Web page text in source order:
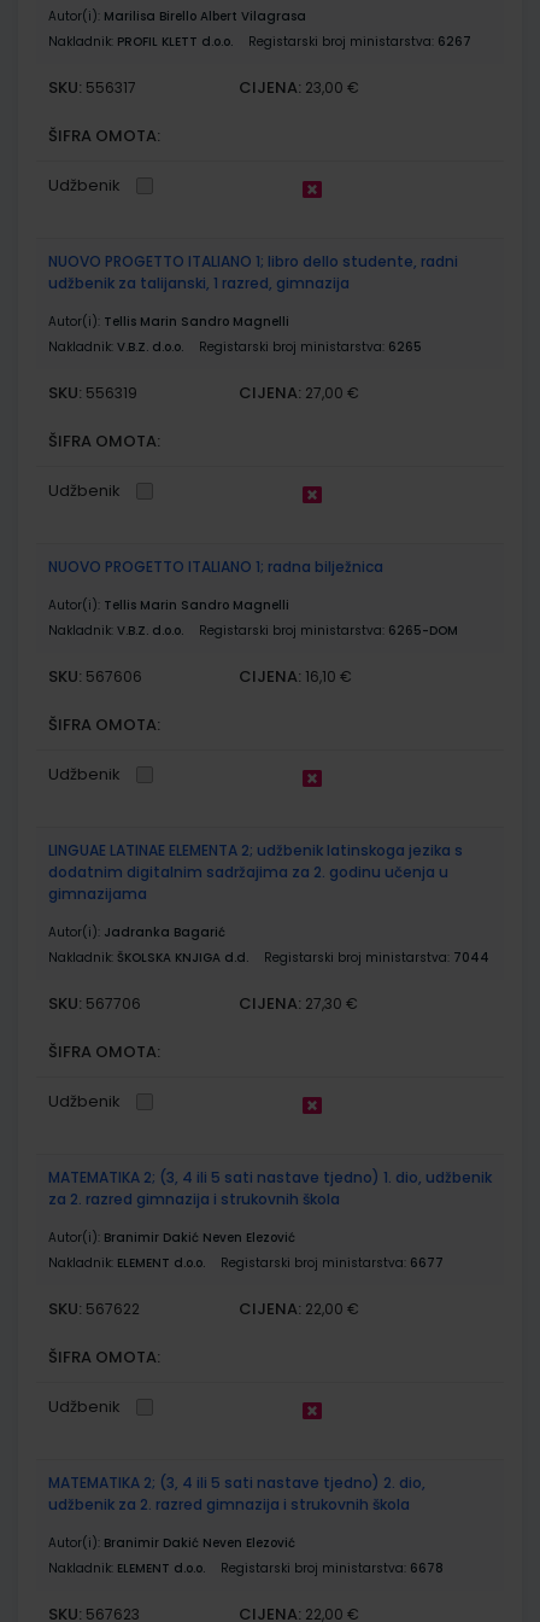
Autor(i): Marilisa Birello Albert Vilagrasa
Nakladnik: PROFIL KLETT d.o.o. Registarski broj ministarstva: 6267
SKU: 556317 CIJENA: 23,00 €
ŠIFRA OMOTA:
Udžbenik
NUOVO PROGETTO ITALIANO 1; libro dello studente, radni
udžbenik za talijanski, 1 razred, gimnazija
Autor(i): Tellis Marin Sandro Magnelli
Nakladnik: V.B.Z. d.o.o. Registarski broj ministarstva: 6265
SKU: 556319 CIJENA: 27,00 €
ŠIFRA OMOTA:
Udžbenik
NUOVO PROGETTO ITALIANO 1; radna bilježnica
Autor(i): Tellis Marin Sandro Magnelli
Nakladnik: V.B.Z. d.o.o. Registarski broj ministarstva: 6265-DOM
SKU: 567606 CIJENA: 16,10 €
ŠIFRA OMOTA:
Udžbenik
LINGUAE LATINAE ELEMENTA 2; udžbenik latinskoga jezika s
dodatnim digitalnim sadržajima za 2. godinu učenja u
gimnazijama
Autor(i): Jadranka Bagarić
Nakladnik: ŠKOLSKA KNJIGA d.d. Registarski broj ministarstva: 7044
SKU: 567706 CIJENA: 27,30 €
ŠIFRA OMOTA:
Udžbenik
MATEMATIKA 2; (3, 4 ili 5 sati nastave tjedno) 1. dio, udžbenik
za 2. razred gimnazija i strukovnih škola
Autor(i): Branimir Dakić Neven Elezović
Nakladnik: ELEMENT d.o.o. Registarski broj ministarstva: 6677
SKU: 567622 CIJENA: 22,00 €
ŠIFRA OMOTA:
Udžbenik
MATEMATIKA 2; (3, 4 ili 5 sati nastave tjedno) 2. dio,
udžbenik za 2. razred gimnazija i strukovnih škola
Autor(i): Branimir Dakić Neven Elezović
Nakladnik: ELEMENT d.o.o. Registarski broj ministarstva: 6678
SKU: 567623 CIJENA: 22,00 €